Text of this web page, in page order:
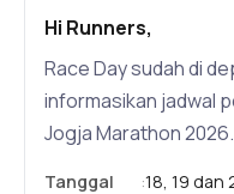
Hi Runners,
Race Day sudah di
informasikan jadwal
Jogja Marathon 2026.
Tanggal :18, 19 dan